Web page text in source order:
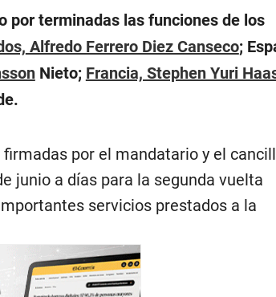
por terminadas las funciones de los
Alfredo Ferrero Diez Canseco;
Nieto; Francia, Stephen Yuri
por el mandatario y el
junio a días para la segunda vuelta
servicios prestados a la